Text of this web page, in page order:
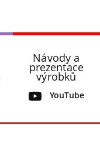
Návody a
prezentace
výrobků
YouTube